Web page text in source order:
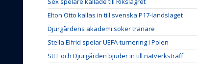
Elton Otto kallas in till svenska P17-landslaget
Djurgårdens akademi söker tränare
Stella Elfrid spelar UEFA-turnering i Polen
StFF och Djurgården bjuder in till nätverksträff